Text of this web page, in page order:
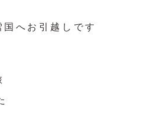
へお引越しです